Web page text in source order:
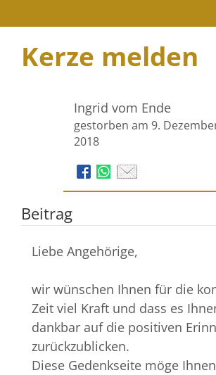
Kerze melden
Ingrid vom Ende
gestorben am 9.
2018
Beitrag
Liebe Angehörige,
wir wünschen Ihnen für die
Zeit viel Kraft und dass es
dankbar auf die positiven
zurückzublicken.
Diese Gedenkseite möge